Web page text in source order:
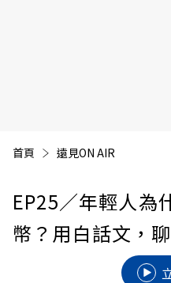
首頁 遠見ON AIR
EP25／年輕人為
幣？用白話文，